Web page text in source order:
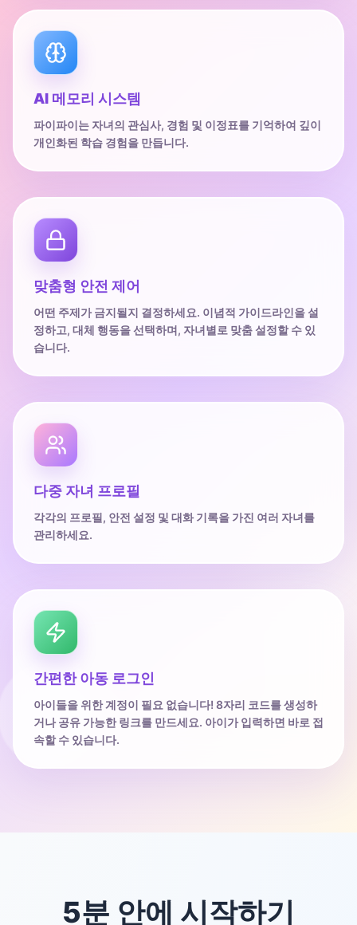
AI 메모리 시스템
파이파이는 자녀의 관심사, 경험 및 이정표를 기억하여 깊이
개인화된 학습 경험을 만듭니다.
맞춤형 안전 제어
어떤 주제가 금지될지 결정하세요. 이념적 가이드라인을 설
정하고, 대체 행동을 선택하며, 자녀별로 맞춤 설정할 수 있
습니다.
다중 자녀 프로필
각각의 프로필, 안전 설정 및 대화 기록을 가진 여러 자녀를
관리하세요.
간편한 아동 로그인
아이들을 위한 계정이 필요 없습니다! 8자리 코드를 생성하
거나 공유 가능한 링크를 만드세요. 아이가 입력하면 바로 접
속할 수 있습니다.
5분 안에 시작하기